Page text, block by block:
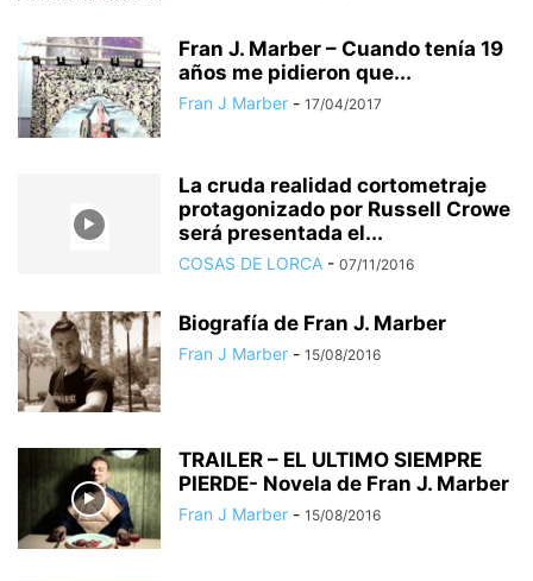
Fran J. Marber – Cuando tenía 19
años me pidieron que...
Fran J Marber - 17/04/2017
La cruda realidad cortometraje
protagonizado por Russell Crowe
será presentada el...
COSAS DE LORCA - 07/11/2016
Biografía de Fran J. Marber
Fran J Marber - 15/08/2016
TRAILER – EL ULTIMO SIEMPRE
PIERDE- Novela de Fran J. Marber
Fran J Marber - 15/08/2016